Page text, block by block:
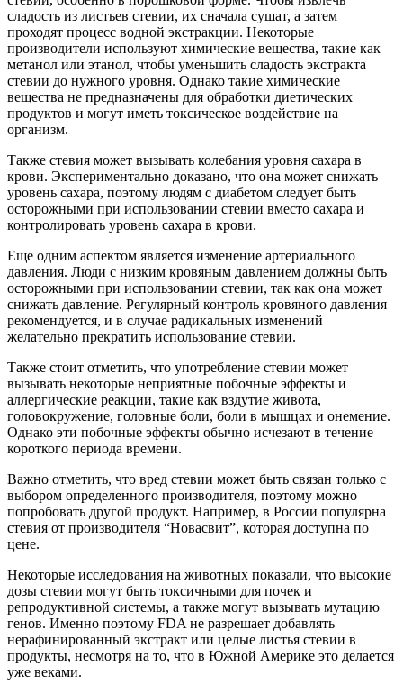
сладость из листьев стевии, их сначала сушат, а затем
проходят процесс водной экстракции. Некоторые
производители используют химические вещества, такие как
метанол или этанол, чтобы уменьшить сладость экстракта
стевии до нужного уровня. Однако такие химические
вещества не предназначены для обработки диетических
продуктов и могут иметь токсическое воздействие на
организм.
Также стевия может вызывать колебания уровня сахара в
крови. Экспериментально доказано, что она может снижать
уровень сахара, поэтому людям с диабетом следует быть
осторожными при использовании стевии вместо сахара и
контролировать уровень сахара в крови.
Еще одним аспектом является изменение артериального
давления. Люди с низким кровяным давлением должны быть
осторожными при использовании стевии, так как она может
снижать давление. Регулярный контроль кровяного давления
рекомендуется, и в случае радикальных изменений
желательно прекратить использование стевии.
Также стоит отметить, что употребление стевии может
вызывать некоторые неприятные побочные эффекты и
аллергические реакции, такие как вздутие живота,
головокружение, головные боли, боли в мышцах и онемение.
Однако эти побочные эффекты обычно исчезают в течение
короткого периода времени.
Важно отметить, что вред стевии может быть связан только с
выбором определенного производителя, поэтому можно
попробовать другой продукт. Например, в России популярна
стевия от производителя “Новасвит”, которая доступна по
цене.
Некоторые исследования на животных показали, что высокие
дозы стевии могут быть токсичными для почек и
репродуктивной системы, а также могут вызывать мутацию
генов. Именно поэтому FDA не разрешает добавлять
нерафинированный экстракт или целые листья стевии в
продукты, несмотря на то, что в Южной Америке это делается
уже веками.